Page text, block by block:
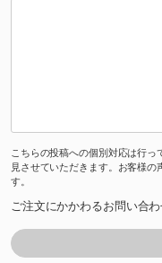
こちらの投稿への個別対応は行
見させていただきます。お客様
す。
ご注文にかかわるお問い合